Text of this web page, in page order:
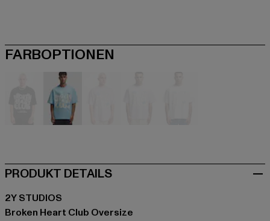
FARBOPTIONEN
PRODUKT DETAILS
2Y STUDIOS
Broken Heart Club Oversize